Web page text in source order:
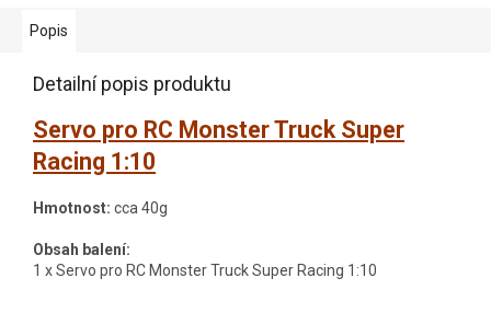
Popis
Detailní popis produktu
Servo pro RC Monster Truck Super
Racing 1:10
Hmotnost: cca 40g
Obsah balení:
1 x Servo pro RC Monster Truck Super Racing 1:10